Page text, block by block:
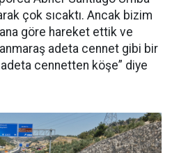
çok sıcaktı. Ancak bizim
göre hareket ettik ve
adeta cennet gibi bir
cennetten köşe” diye